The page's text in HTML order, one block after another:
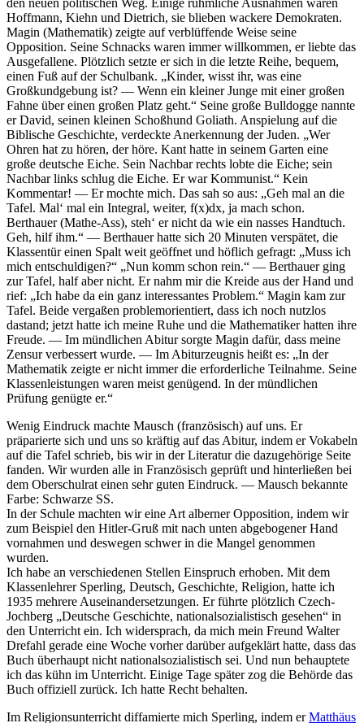
Hoffmann, Kiehn und Dietrich, sie blieben wackere Demokraten.
Magin (Mathematik) zeigte auf verblüffende Weise seine
Opposition. Seine Schnacks waren immer willkommen, er liebte das
Ausgefallene. Plötzlich setzte er sich in die letzte Reihe, bequem,
einen Fuß auf der Schulbank.
Kinder, wisst ihr, was eine
Großkundgebung ist? — Wenn ein kleiner Junge mit einer großen
Fahne über einen großen Platz geht.
Seine große Bulldogge nannte
er David, seinen kleinen Schoßhund Goliath. Anspielung auf die
Biblische Geschichte, verdeckte Anerkennung der Juden.
Wer
Ohren hat zu hören, der höre. Kant hatte in seinem Garten eine
große deutsche Eiche. Sein Nachbar rechts lobte die Eiche; sein
Nachbar links schlug die Eiche. Er war Kommunist.
Kein
Kommentar! — Er mochte mich. Das sah so aus:
Geh mal an die
Tafel. Mal‘ mal ein Integral, weiter, f(x)dx, ja mach schon.
Berthauer (Mathe-Ass), steh‘ er nicht da wie ein nasses Handtuch.
Geh, hilf ihm.
— Berthauer hatte sich 20 Minuten verspätet, die
Klassentür einen Spalt weit geöffnet und höflich gefragt:
Muss ich
mich entschuldigen?
Nun komm schon rein.
— Berthauer ging
zur Tafel, half aber nicht. Er nahm mir die Kreide aus der Hand und
rief:
Ich habe da ein ganz interessantes Problem.
Magin kam zur
Tafel. Beide vergaßen problemorientiert, dass ich noch nutzlos
dastand; jetzt hatte ich meine Ruhe und die Mathematiker hatten ihre
Freude. — Im mündlichen Abitur sorgte Magin dafür, dass meine
Zensur verbessert wurde. — Im Abiturzeugnis heißt es:
In der
Mathematik zeigte er nicht immer die erforderliche Teilnahme. Seine
Klassenleistungen waren meist genügend. In der mündlichen
Prüfung genügte er.
Wenig Eindruck machte Mausch (französisch) auf uns. Er
präparierte sich und uns so kräftig auf das Abitur, indem er Vokabeln
auf die Tafel schrieb, bis wir in der Literatur die dazugehörige Seite
fanden. Wir wurden alle in Französisch geprüft und hinterließen bei
dem Oberschulrat einen sehr guten Eindruck. — Mausch bekannte
Farbe: Schwarze SS.
In der Schule machten wir eine Art alberner Opposition, indem wir
zum Beispiel den Hitler-Gruß mit nach unten abgebogener Hand
vornahmen und deswegen schwer in die Mangel genommen
wurden.
Ich habe an verschiedenen Stellen Einspruch erhoben. Mit dem
Klassenlehrer Sperling, Deutsch, Geschichte, Religion, hatte ich
1935 mehrere Auseinandersetzungen. Er führte plötzlich Czech-
Jochberg
Deutsche Geschichte, nationalsozialistisch gesehen
in
den Unterricht ein. Ich widersprach, da mich mein Freund Walter
Drefahl gerade eine Woche vorher darüber aufgeklärt hatte, dass das
Buch überhaupt nicht nationalsozialistisch sei. Und nun behauptete
ich das kühn im Unterricht. Einige Tage später zog die Behörde das
Buch offiziell zurück. Ich hatte Recht behalten.
Im Religionsunterricht diffamierte mich Sperling, indem erMatthäus